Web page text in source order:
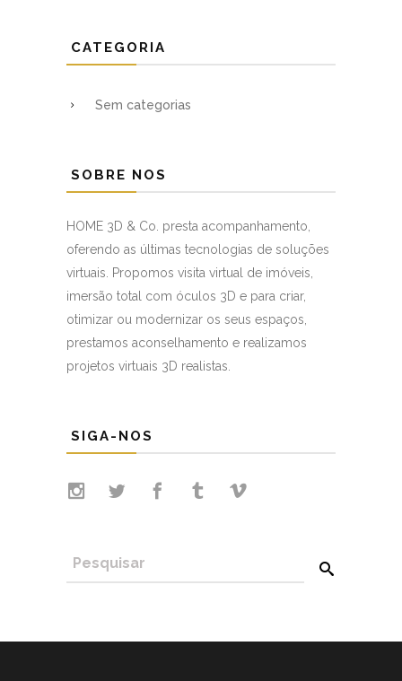
CATEGORIA
Sem categorias
SOBRE NOS
HOME 3D & Co. presta acompanhamento,
oferendo as últimas tecnologias de soluções
virtuais. Propomos visita virtual de imóveis,
imersão total com óculos 3D e para criar,
otimizar ou modernizar os seus espaços,
prestamos aconselhamento e realizamos
projetos virtuais 3D realistas.
SIGA-NOS